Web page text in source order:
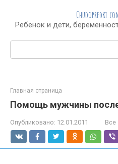
контентуРебенок и дети,
Поиск:
Главная страница
Помощь мужчины
Опубликовано: 12.01.2011 Все